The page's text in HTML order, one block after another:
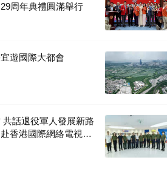
周年典禮圓滿舉行
遊國際大都會
話退役軍人發展新路
香港國際網絡電視台